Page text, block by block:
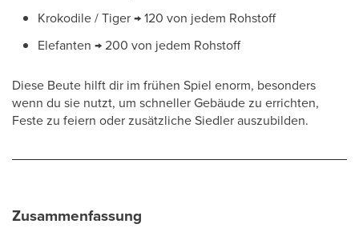
Krokodile / Tiger → 120 von jedem Rohstoff
Elefanten → 200 von jedem Rohstoff
Diese Beute hilft dir im frühen Spiel enorm, besonders
wenn du sie nutzt, um schneller Gebäude zu errichten,
Feste zu feiern oder zusätzliche Siedler auszubilden.
Zusammenfassung